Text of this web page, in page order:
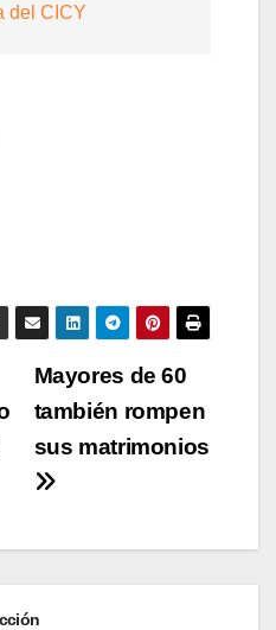
del CICY
Mayores de 60
también rompen
sus matrimonios